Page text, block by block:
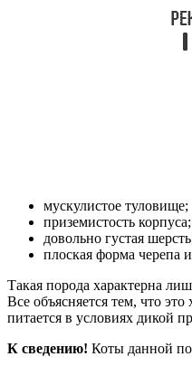
мускулистое туловище;
приземистость корпуса;
довольно густая
плоская форма черепа
Такая порода характерна
Все объясняется тем, что
питается в условиях дикой
К сведению! Коты данной